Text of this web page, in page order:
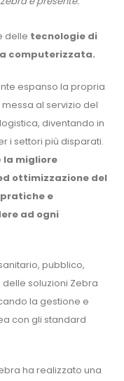
delle tecnologie di
computerizzata.
espanso la propria
al servizio del
diventando in
i settori più disparati.
la migliore
ottimizzazione del
e
ad ogni
pubblico,
soluzioni Zebra
la gestione e
con gli standard
ha realizzato una